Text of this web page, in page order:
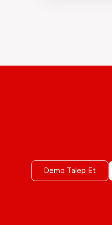
Demo Talep Et